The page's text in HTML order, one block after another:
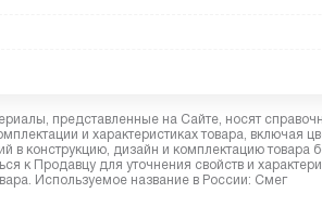
представленные на Сайте, носят
и характеристиках товара,
в конструкцию, дизайн и комплектацию
к Продавцу для уточнения свойств и
Используемое название в России: Смег